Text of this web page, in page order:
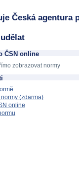
Česká agentura
ČSN online
zobrazovat normy
(zdarma)
online